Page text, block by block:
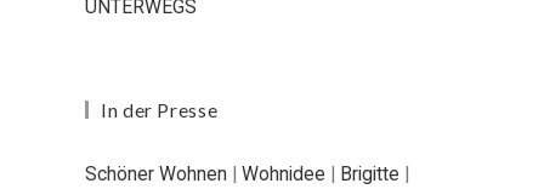
UNTERWEGS
In der Presse
Schöner Wohnen | Wohnidee | Brigitte |